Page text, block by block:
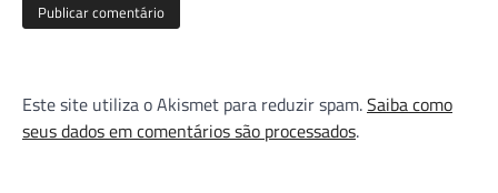
Este site utiliza o Akismet para reduzir spam.Saiba como
seus dados em comentários são processados.